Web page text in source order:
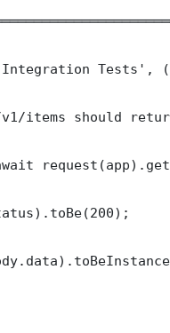
Integration Tests',
items should